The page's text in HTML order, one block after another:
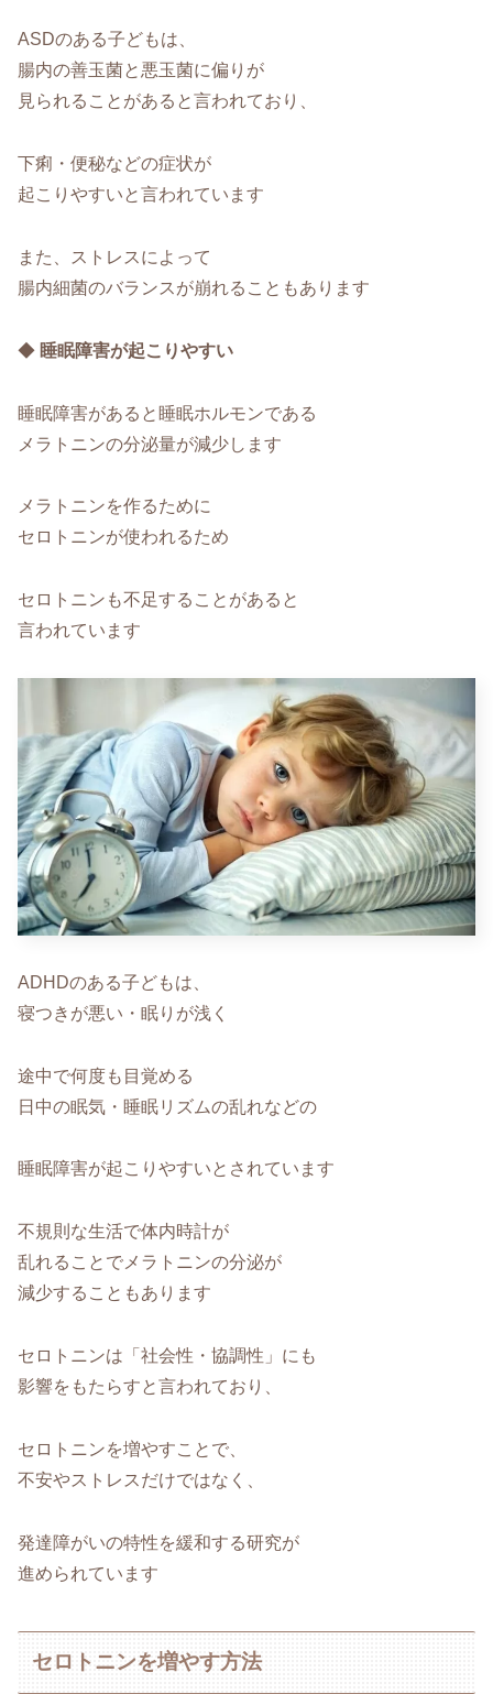
ASDのある子どもは、
腸内の善玉菌と悪玉菌に偏りが
見られることがあると言われており、
下痢・便秘などの症状が
起こりやすいと言われています
また、ストレスによって
腸内細菌のバランスが崩れることもあります
◆ 睡眠障害が起こりやすい
睡眠障害があると睡眠ホルモンである
メラトニンの分泌量が減少します
メラトニンを作るために
セロトニンが使われるため
セロトニンも不足することがあると
言われています
ADHDのある子どもは、
寝つきが悪い・眠りが浅く
途中で何度も目覚める
日中の眠気・睡眠リズムの乱れなどの
睡眠障害が起こりやすいとされています
不規則な生活で体内時計が
乱れることでメラトニンの分泌が
減少することもあります
セロトニンは「社会性・協調性」にも
影響をもたらすと言われており、
セロトニンを増やすことで、
不安やストレスだけではなく、
発達障がいの特性を緩和する研究が
進められています
セロトニンを増やす方法